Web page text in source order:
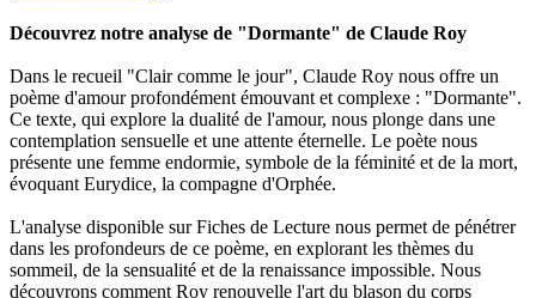
Découvrez notre analyse de "Dormante" de Claude Roy
Dans le recueil "Clair comme le jour", Claude Roy nous offre un
poème d'amour profondément émouvant et complexe : "Dormante".
Ce texte, qui explore la dualité de l'amour, nous plonge dans une
contemplation sensuelle et une attente éternelle. Le poète nous
présente une femme endormie, symbole de la féminité et de la mort,
évoquant Eurydice, la compagne d'Orphée.
L'analyse disponible sur Fiches de Lecture nous permet de pénétrer
dans les profondeurs de ce poème, en explorant les thèmes du
sommeil, de la sensualité et de la renaissance impossible. Nous
découvrons comment Roy renouvelle l'art du blason du corps